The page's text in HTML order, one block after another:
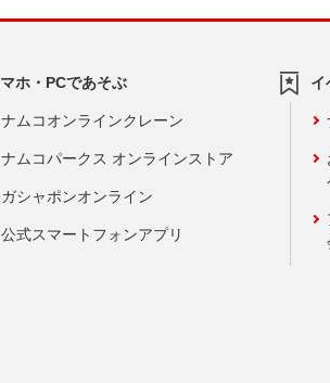
ホ・PCであそぶ
ナムコオンラインクレーン
ナムコパークス オンラインストア
ガシャポンオンライン
公式スマートフォンアプリ
イ